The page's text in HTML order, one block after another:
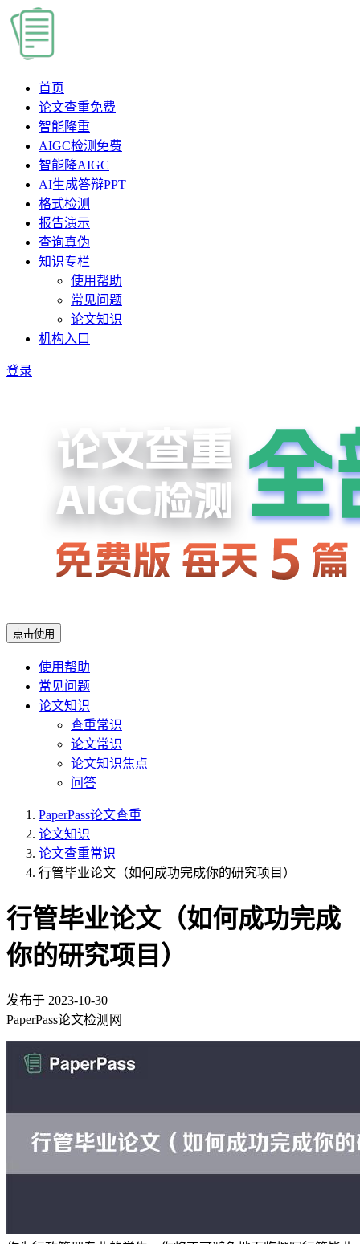
首页
论文查重免费
智能降重
AIGC检测 免费
智能降AIGC
AI生成答辩PPT
格式检测
报告演示
查询真伪
知识专栏
使用帮助
常见问题
论文知识
机构入口
登录
点击使用
使用帮助
常见问题
论文知识
查重常识
论文常识
论文知识焦点
问答
PaperPass论文查重
论文知识
论文查重常识
行管毕业论文（如何成功完成你的研究项目）
行管毕业论文（如何成功完成
你的研究项目）
发布于 2023-10-30
PaperPass论文检测网